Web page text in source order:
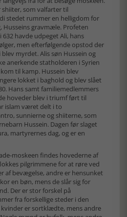
shiiter, som valfarter til
stedet rummer en helligdom for
Husseins gravmæle. Profeten
havde udpeget Ali, hans
men efterfølgende opstod der
myrdet. Alis søn Hussein og
anerkende statholderen i Syrien
til kamp. Hussein blev
lokket i baghold og blev slået
Hans samt familiemedlemmers
hoveder blev i triumf ført til
islam været delt i to
sunnierne og shiiterne, som
Hussein. Dagen før slaget
martyrernes dag, og er en
moskeen findes hovederne af
pilgrimmene for at røre ved
af bevægelse, andre er hensunket
en bøn, mens de slår sig for
Der er stor forskel på
fra forskellige steder i den
er sortklædte, mens andre